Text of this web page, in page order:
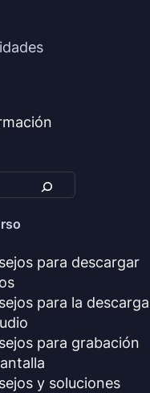
para descargar
para la descarga
para grabación
y soluciones